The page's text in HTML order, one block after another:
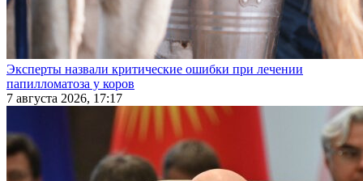
Эксперты назвали критические ошибки при лечении
папилломатоза у коров
7 августа 2026, 17:17